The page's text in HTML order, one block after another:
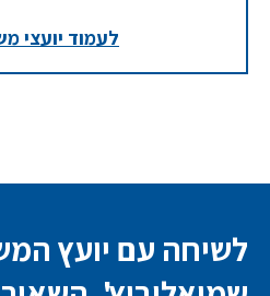
לעמוד יועצי
לשיחה עם יועץ